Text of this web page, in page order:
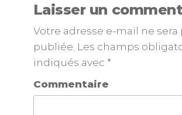
Laisser un
Votre adresse e-mail ne sera
publiée. Les champs
indiqués avec *
Commentaire